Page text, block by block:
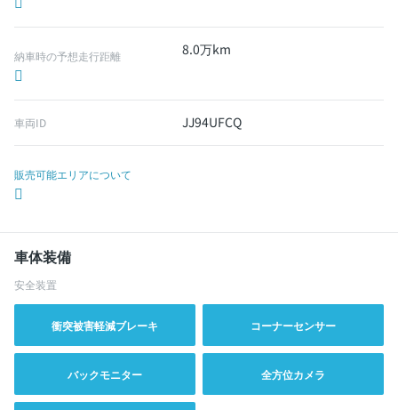
納車時の予想走行距離 8.0万km
車両ID JJ94UFCQ
販売可能エリアについて
車体装備
安全装置
衝突被害軽減ブレーキ コーナーセンサー
バックモニター 全方位カメラ